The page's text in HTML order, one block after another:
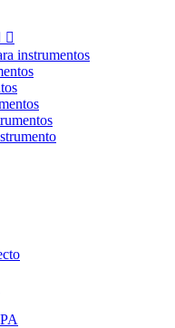

instrumentos